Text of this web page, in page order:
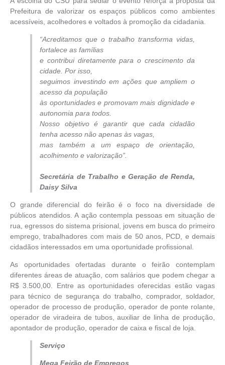
Prefeitura de valorizar os espaços públicos como ambientes
acessíveis, acolhedores e voltados à promoção da cidadania.
“Acreditamos que o trabalho transforma vidas,
fortalece as famílias
e contribui diretamente para o crescimento da
cidade. Por isso,
seguimos investindo em ações que ampliem o
acesso da população
às oportunidades e promovam mais dignidade e
autonomia para todos.
Nosso objetivo é garantir que cada cidadão
tenha acesso não apenas às vagas,
mas também a um espaço de orientação,
acolhimento e valorização”.
Secretária de Trabalho e Geração de Renda,
Daisy Silva
O grande diferencial do feirão é o foco na diversidade de
públicos atendidos. A ação contempla pessoas em situação de
rua, egressos do sistema prisional, jovens em busca do primeiro
emprego, trabalhadores com mais de 50 anos, PCD, e demais
cidadãos interessados em uma oportunidade profissional.
As oportunidades ofertadas durante o feirão contemplam
diferentes áreas de atuação, com salários que podem chegar a
R$ 3.500,00. Entre as oportunidades oferecidas estão vagas
para técnico de segurança do trabalho, comprador, soldador,
operador de processo de produção, operador de ponte rolante,
operador de viradeira de tubos, auxiliar de linha de produção,
apontador de produção, operador de caixa e fiscal de loja.
Serviço
Mega Feirão de Empregos